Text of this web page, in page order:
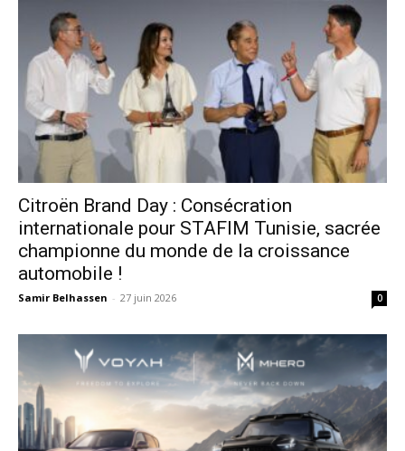
Citroën Brand Day : Consécration
internationale pour STAFIM Tunisie, sacrée
championne du monde de la croissance
automobile !
Samir Belhassen - 27 juin 2026 0